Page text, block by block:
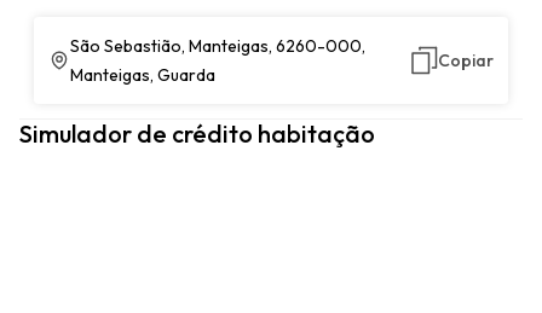
São Sebastião, Manteigas, 6260-000,
Manteigas, Guarda
Copiar
Simulador de crédito habitação